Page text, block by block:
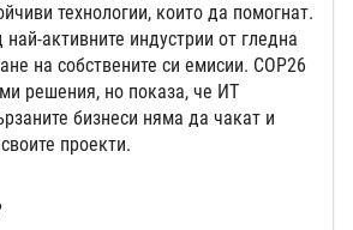
технологии, които да помогнат.
активните индустрии от гледна
на собствените си емисии. COP26
решения, но показа, че ИТ
бизнеси няма да чакат и
проекти.